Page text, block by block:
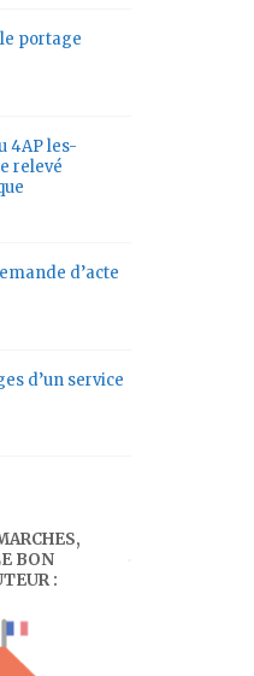
portage
4AP les-
relevé
d’acte
d’un service
BON
: